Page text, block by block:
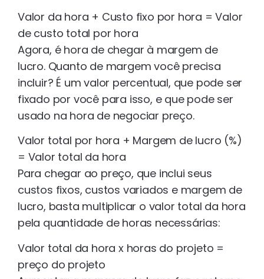
Valor da hora + Custo fixo por hora = Valor
de custo total por hora
Agora, é hora de chegar à margem de
lucro. Quanto de margem você precisa
incluir? É um valor percentual, que pode ser
fixado por você para isso, e que pode ser
usado na hora de negociar preço.
Valor total por hora + Margem de lucro (%)
= Valor total da hora
Para chegar ao preço, que inclui seus
custos fixos, custos variados e margem de
lucro, basta multiplicar o valor total da hora
pela quantidade de horas necessárias:
Valor total da hora x horas do projeto =
preço do projeto